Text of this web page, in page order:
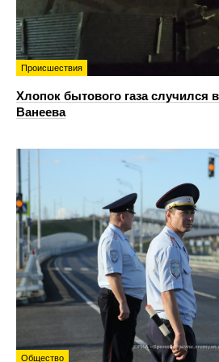
Происшествия
Хлопок бытового газа случился
Ванеева
Общество